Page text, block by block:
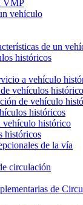
VMP
vehículo
de un
históricos
a vehículo
vehículos
de vehículo
históricos
vehículo histórico
históricos
de la vía
circulación
de